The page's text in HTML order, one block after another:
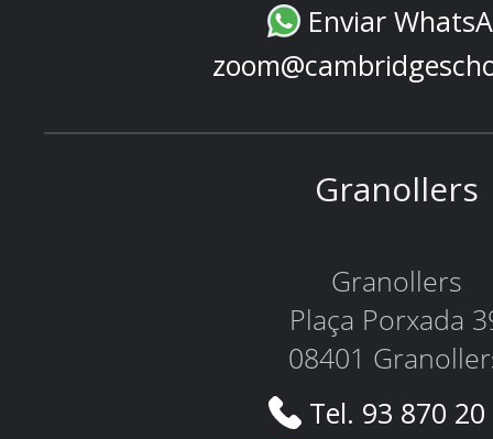
Enviar
Granollers
Granollers
Plaça Porxada
08401
Tel. 93 870